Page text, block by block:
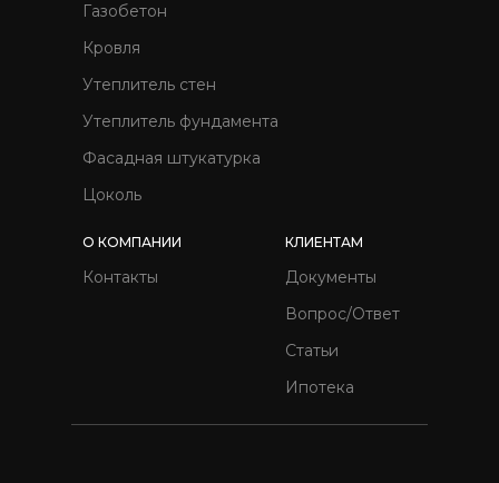
Газобетон
Кровля
Утеплитель стен
Утеплитель фундамента
Фасадная штукатурка
Цоколь
Контакты
О КОМПАНИИ
Документы
КЛИЕНТАМ
Вопрос/Ответ
Статьи
Ипотека